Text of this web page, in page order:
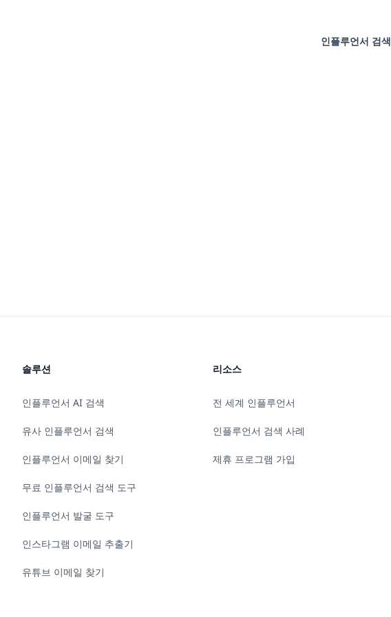
인플루언서 검색
솔루션
인플루언서 AI 검색
유사 인플루언서 검색
인플루언서 이메일 찾기
무료 인플루언서 검색 도구
인플루언서 발굴 도구
인스타그램 이메일 추출기
유튜브 이메일 찾기
리소스
전 세계 인플루언서
인플루언서 검색 사례
제휴 프로그램 가입